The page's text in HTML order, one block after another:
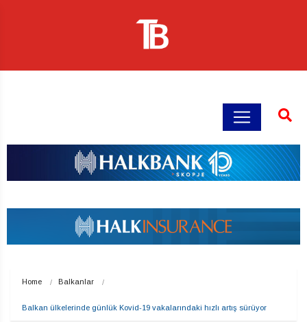
Home Balkanlar
Balkan ülkelerinde günlük Kovid-19 vakalarındaki hızlı artış sürüyor